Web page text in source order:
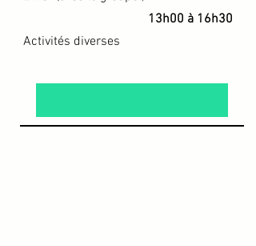
13h00 à 16h30
Activités diverses